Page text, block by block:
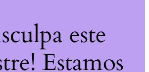
este
Estamos